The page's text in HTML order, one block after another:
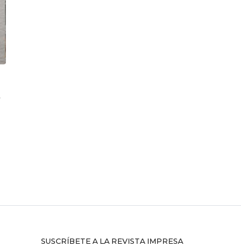
SUSCRÍBETE A LA REVISTA IMPRESA